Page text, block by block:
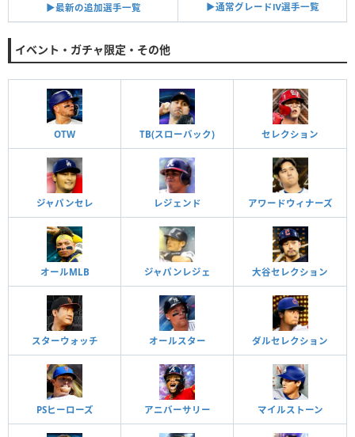
▶︎最新の追加選手一覧 ▶︎通常グレードⅣ選手一覧
イベント・ガチャ限定・その他
OTW TB(スローバック) セレクション
ジャパンセレ レジェンド アワードウィナーズ
オールMLB ジャパンレジェ 大谷セレクション
スターウォッチ オールスター ダルセレクション
PSヒーローズ アニバーサリー マイルストーン